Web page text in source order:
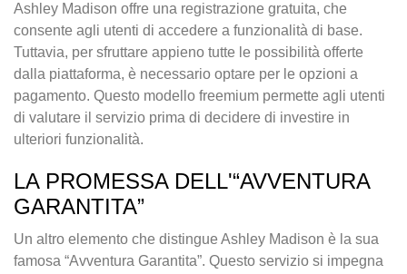
Ashley Madison offre una registrazione gratuita, che
consente agli utenti di accedere a funzionalità di base.
Tuttavia, per sfruttare appieno tutte le possibilità offerte
dalla piattaforma, è necessario optare per le opzioni a
pagamento. Questo modello freemium permette agli utenti
di valutare il servizio prima di decidere di investire in
ulteriori funzionalità.
LA PROMESSA DELL'“AVVENTURA
GARANTITA”
Un altro elemento che distingue Ashley Madison è la sua
famosa “Avventura Garantita”. Questo servizio si impegna